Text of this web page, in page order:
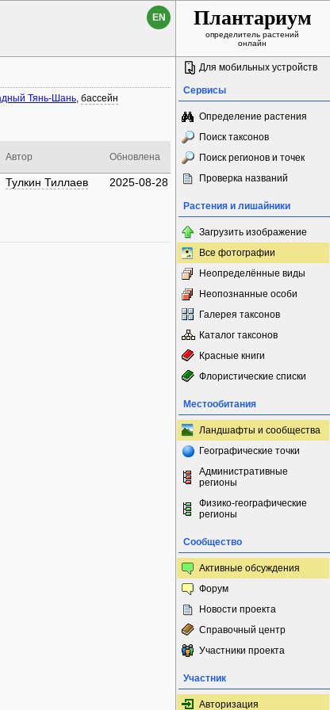
EN Плантариум
определитель растений
онлайн
Тянь-Шань, бассейн
Автор Обновлена
Тулкин Тиллаев 2025-08-28
Для мобильных устройств
Сервисы
Определение растения
Поиск таксонов
Поиск регионов и точек
Проверка названий
Растения и лишайники
Загрузить изображение
Все фотографии
Неопределённые виды
Неопознанные особи
Галерея таксонов
Каталог таксонов
Красные книги
Флористические списки
Местообитания
Ландшафты и сообщества
Географические точки
Административные
регионы
Физико-географические
регионы
Сообщество
Активные обсуждения
Форум
Новости проекта
Справочный центр
Участники проекта
Участник
Авторизация